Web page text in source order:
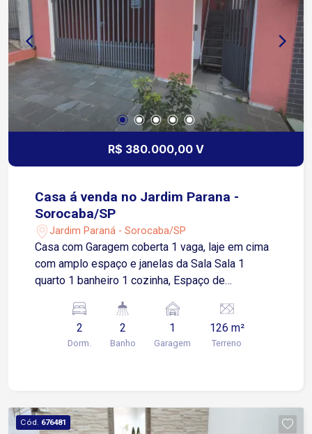
principais vias da cidade, facilitando o
deslocamento de clientes e colaboradores Uma
excelente oportunidade para instalar seu negócio
em uma região valorizada, com infraestrutura
empresarial completa e localização privilegiada
em Sorocaba
R$ 380.000,00 V
Casa á venda no Jardim Parana -
Sorocaba/SP
Jardim Paraná - Sorocaba/SP
Casa com Garagem coberta 1 vaga, laje em cima
com amplo espaço e janelas da Sala Sala 1
quarto 1 banheiro 1 cozinha, Espaço de
cozinha 1 quarto
2
Dorm.
2
Banho
1
Garagem
126 m²
Terreno
Cód. 676481